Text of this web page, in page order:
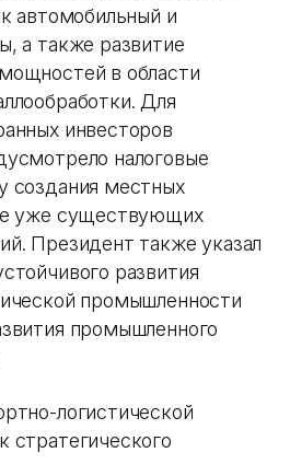
автомобильный и
а также развитие
в области
Для
инвесторов
налоговые
создания местных
уже существующих
Президент также указал
развития
промышленности
промышленного
логистической
стратегического